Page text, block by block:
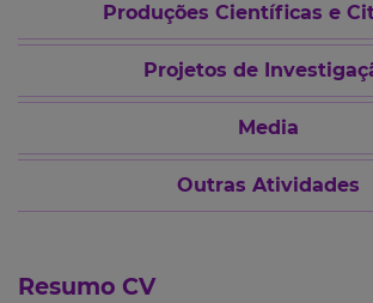
Produções Científicas e
Projetos de
Media
Outras Atividades
Resumo CV